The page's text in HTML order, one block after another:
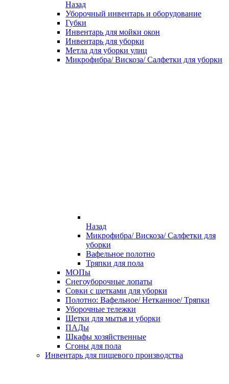
Назад
Уборочный инвентарь и оборудование
Губки
Инвентарь для мойки окон
Инвентарь для уборки
Метла для уборки улиц
Микрофибра/ Вискоза/ Салфетки для уборки
Назад
Микрофибра/ Вискоза/ Салфетки для
уборки
Вафельное полотно
Тряпки для пола
МОПы
Снегоуборочные лопаты
Совки с щетками для уборки
Полотно: Вафельное/ Нетканное/ Тряпки
Уборочные тележки
Щетки для мытья и уборки
ПАДы
Шкафы хозяйственные
Сгоны для пола
Инвентарь для пищевого производства